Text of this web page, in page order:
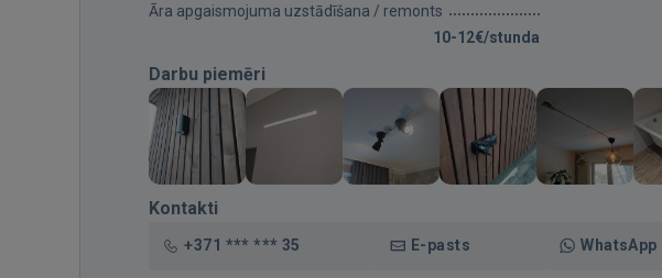
Āra apgaismojuma uzstādīšana / remonts
10-12€/stunda
Darbu piemēri
Kontakti
+371 *** *** 35 E-pasts WhatsApp